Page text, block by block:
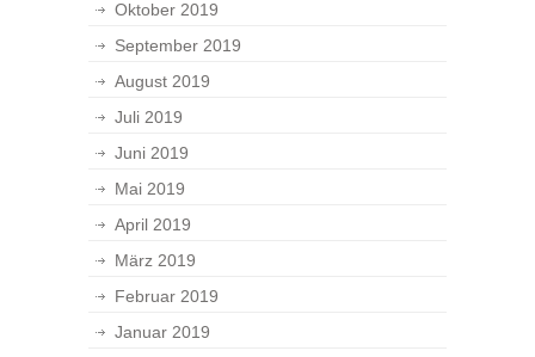
Oktober 2019
September 2019
August 2019
Juli 2019
Juni 2019
Mai 2019
April 2019
März 2019
Februar 2019
Januar 2019